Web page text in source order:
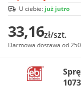
U ciebie: już jutro
33,16zł/szt.
Darmowa dostawa od 250